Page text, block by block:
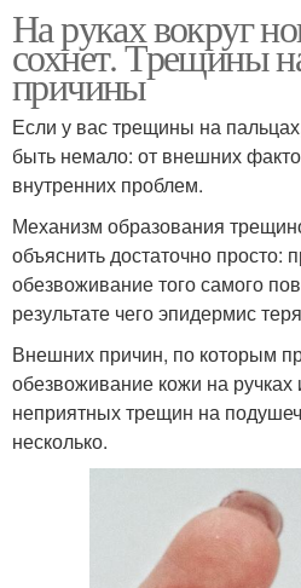
На руках вокруг
сохнет. Трещины
причины
Если у вас трещины на
быть немало: от внешних
внутренних проблем.
Механизм образования
объяснить достаточно просто:
обезвоживание того самого
результате чего эпидермис
Внешних причин, по которым
обезвоживание кожи на ручках
неприятных трещин на
несколько.